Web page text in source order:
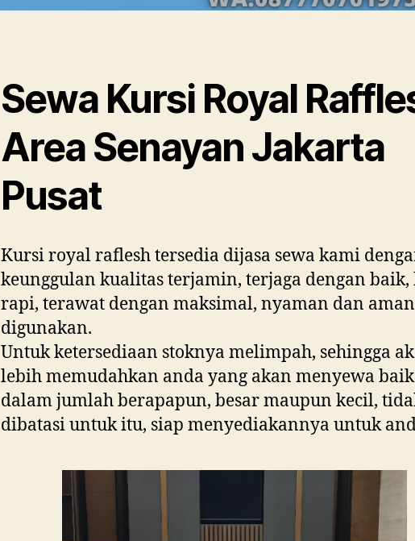
Sewa Kursi Royal
Area Senayan Jakarta
Pusat
Kursi royal raflesh tersedia dijasa sewa kami
keunggulan kualitas terjamin, terjaga dengan baik,
rapi, terawat dengan maksimal, nyaman dan
digunakan.
Untuk ketersediaan stoknya melimpah, sehingga
lebih memudahkan anda yang akan menyewa baik
dalam jumlah berapapun, besar maupun kecil,
dibatasi untuk itu, siap menyediakannya untuk